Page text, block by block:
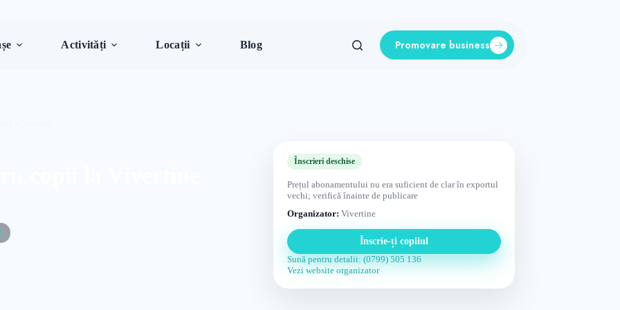
Activități Locații Blog Promovare business
Înscrieri deschise
Prețul abonamentului nu era suficient de clar în exportul
vechi; verifică înainte de publicare
Organizator: Vivertine
Înscrie-ți copilul
Sună pentru detalii: (0799) 505 136
Vezi website organizator